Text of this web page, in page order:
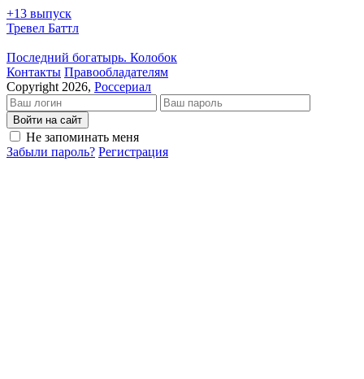
+13 выпуск
Тревел Баттл
Последний богатырь. Колобок
Кон­так­ты Пра­во­об­ла­да­те­лям
Copyright 2026, Россериал
Войти на сайт
Не запоминать меня
Забыли пароль? Регистрация